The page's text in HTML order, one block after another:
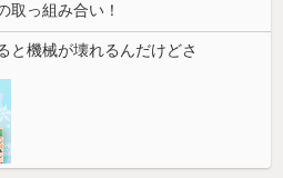
取っ組み合い！
と機械が壊れるんだけどさ